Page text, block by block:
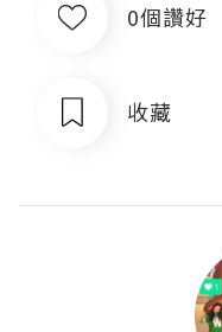
0個讚好
收藏